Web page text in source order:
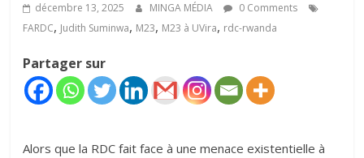
décembre 13, 2025 MINGA MÉDIA
0 Comments
FARDC, Judith Suminwa, M23, M23 à UVira, rdc-rwanda
Partager sur
Alors que la RDC fait face à une menace existentielle à